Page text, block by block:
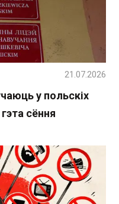
у польскіх
сёння
21.07.2026